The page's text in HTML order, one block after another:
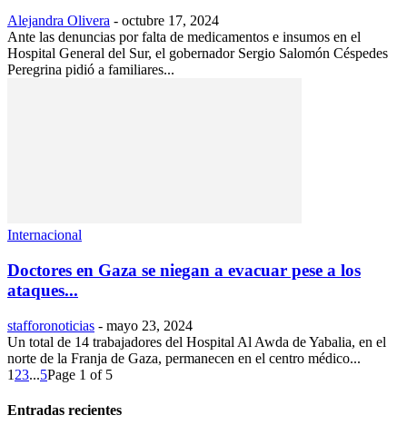
Alejandra Olivera - octubre 17, 2024
Ante las denuncias por falta de medicamentos e insumos en el
Hospital General del Sur, el gobernador Sergio Salomón Céspedes
Peregrina pidió a familiares...
Internacional
Doctores en Gaza se niegan a evacuar pese a los
ataques...
stafforonoticias - mayo 23, 2024
Un total de 14 trabajadores del Hospital Al Awda de Yabalia, en el
norte de la Franja de Gaza, permanecen en el centro médico...
1 23...5Page 1 of 5
Entradas recientes